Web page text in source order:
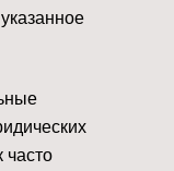
часто